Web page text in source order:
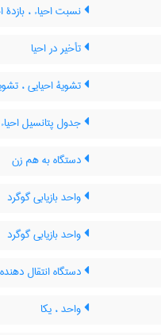
نسبت احیاء ، بازدۀ
تأخیر در احیا
تشویۀ احیایی ،
جدول پتانسیل احیاء
دستگاه به هم زن
واحد بازیابی گوگرد
واحد بازیابی گوگرد
دستگاه انتقال دهنده
واحد ، یکا